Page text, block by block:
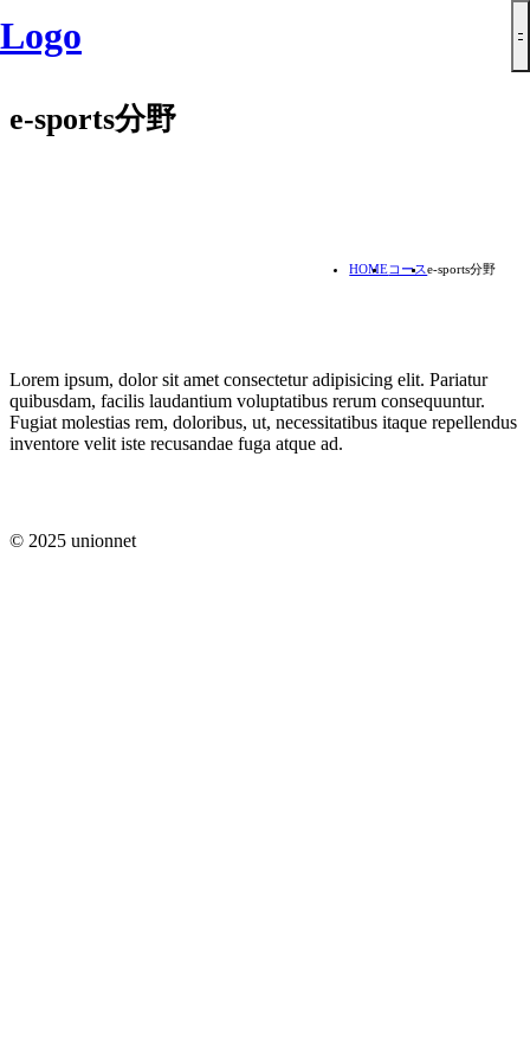
Logo
e-sports分野
HOMEコースe-sports分野
Lorem ipsum, dolor sit amet consectetur adipisicing elit. Pariatur
quibusdam, facilis laudantium voluptatibus rerum consequuntur.
Fugiat molestias rem, doloribus, ut, necessitatibus itaque repellendus
inventore velit iste recusandae fuga atque ad.
© 2025 unionnet